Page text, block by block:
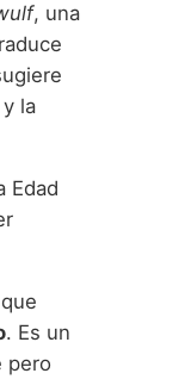
, una
la
Edad
. Es un
pero